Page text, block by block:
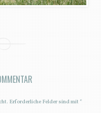
Erforderliche Felder sind mit*